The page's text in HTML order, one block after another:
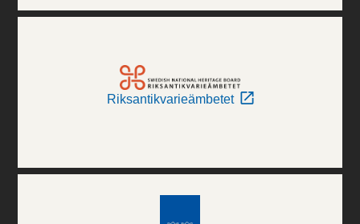
Riksantikvarieämbetet